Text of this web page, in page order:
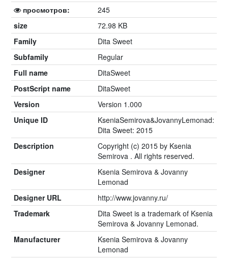
просмотров:
245
size
72.98 KB
Family
Dita Sweet
Subfamily
Regular
Full name
DitaSweet
PostScript name
DitaSweet
Version
Version 1.000
Unique ID
KseniaSemirova&JovannyLemonad:
Dita Sweet: 2015
Description
Copyright (c) 2015 by Ksenia
Semirova . All rights reserved.
Designer
Ksenia Semirova & Jovanny
Lemonad
Designer URL
http://www.jovanny.ru/
Trademark
Dita Sweet is a trademark of Ksenia
Semirova & Jovanny Lemonad.
Manufacturer
Ksenia Semirova & Jovanny
Lemonad